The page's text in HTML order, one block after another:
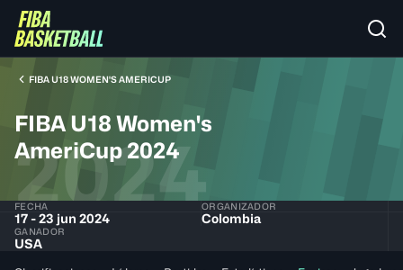
FIBA U18 WOMEN'S AMERICUP
FIBA U18 Women's
AmeriCup 2024
2024
FECHA
17 - 23 jun 2024
ORGANIZADOR
Colombia
GANADOR
USA